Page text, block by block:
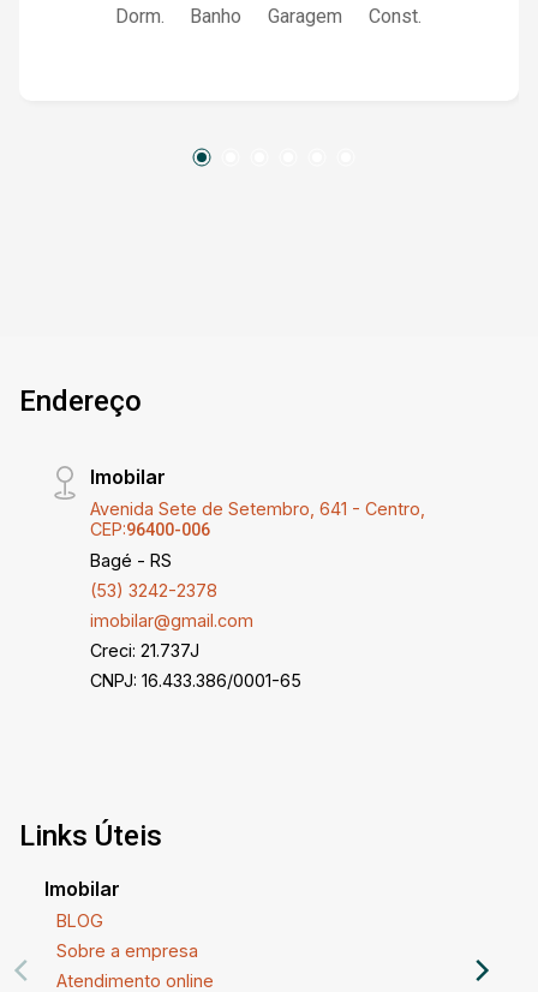
Dorm.
Banho
Garagem
Const.
Endereço
Imobilar
Avenida Sete de Setembro, 641 - Centro,
CEP:96400-006
Bagé - RS
(53) 3242-2378
imobilar@gmail.com
Creci: 21.737J
CNPJ: 16.433.386/0001-65
Links Úteis
Imobilar
BLOG
Sobre a empresa
Atendimento online